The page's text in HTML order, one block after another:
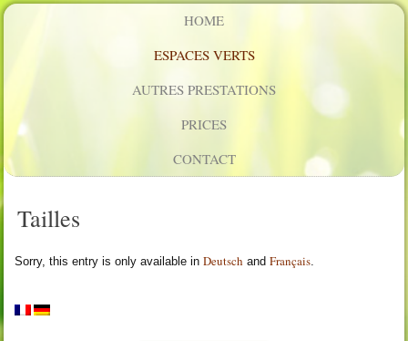
HOME
ESPACES VERTS
AUTRES PRESTATIONS
PRICES
CONTACT
Tailles
Sorry, this entry is only available inDeutsch andFrançais.